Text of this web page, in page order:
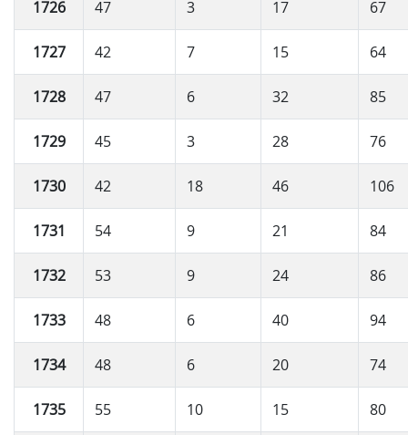
1726 47 3 17 67
1727 42 7 15 64
1728 47 6 32 85
1729 45 3 28 76
1730 42 18 46 106
1731 54 9 21 84
1732 53 9 24 86
1733 48 6 40 94
1734 48 6 20 74
1735 55 10 15 80